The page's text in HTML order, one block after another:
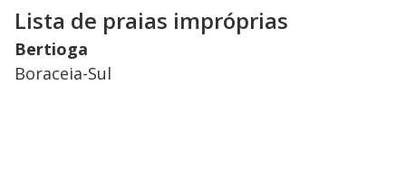
Lista de praias impróprias
Bertioga
Boraceia-Sul